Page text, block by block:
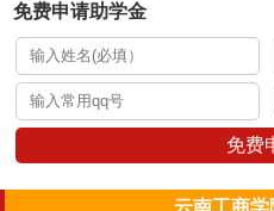
免费申请助学金
免费